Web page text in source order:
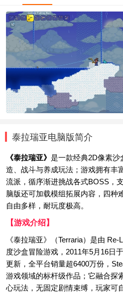
泰拉瑞亚电脑版简介
《泰拉瑞亚》 是一款经典2D像素沙
造、战斗与养成玩法；游戏拥有丰
流派，循序渐进挑战各式BOSS，
脑版还可加载模组拓展内容，四种
自由多样，耐玩度极高。
【游戏介绍】
《泰拉瑞亚》（Terraria）是由
度沙盒冒险游戏，2011年5月16日
更新，全平台销量超6400万份，
游戏领域的标杆级作品；它融合探
心玩法，无固定剧情束缚，玩家可